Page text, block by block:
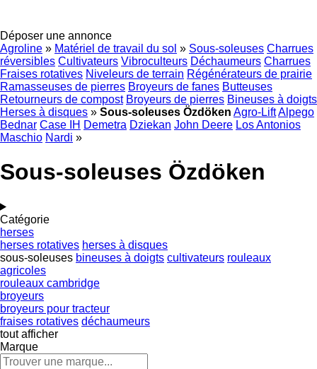
Déposer une annonce
Agroline » Matériel de travail du sol » Sous-soleuses Charrues
réversibles Cultivateurs Vibroculteurs Déchaumeurs Charrues
Fraises rotatives Niveleurs de terrain Régénérateurs de prairie
Ramasseuses de pierres Broyeurs de fanes Butteuses
Retourneurs de compost Broyeurs de pierres Bineuses à doigts
Herses à disques » Sous-soleuses Özdöken Agro-LiftAlpego
Bednar Case IH Demetra Dziekan John Deere Los Antonios
Maschio Nardi »
Sous-soleuses Özdöken
Catégorie
herses
herses rotatives herses à disques
sous-soleuses bineuses à doigts cultivateurs rouleaux
agricoles
rouleaux cambridge
broyeurs
broyeurs pour tracteur
fraises rotatives déchaumeurs
tout afficher
Marque